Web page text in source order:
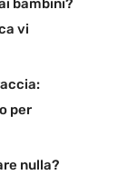
bambini?
vi
per
nulla?